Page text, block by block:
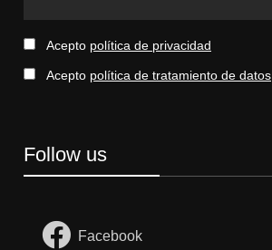
Acepto política de privacidad
Acepto política de tratamiento de datos
Follow us
Facebook